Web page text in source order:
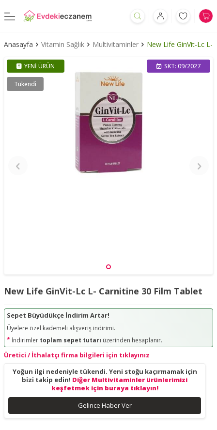
Anasayfa Vitamin Sağlık Multivitaminler New Life GinVit-Lc L-
YENI ÜRÜN
Tükendi
SKT: 09/2027
New Life GinVit-Lc L- Carnitine 30 Film Tablet
Sepet Büyüdükçe İndirim Artar!
Üyelere özel kademeli alışveriş indirimi.
* İndirimler toplam sepet tutarı üzerinden hesaplanır.
Üretici / İthalatçı firma bilgileri için tıklayınız
Yoğun ilgi nedeniyle tükendi. Yeni stoğu kaçırmamak için
bizi takip edin! Diğer Multivitaminler ürünlerimizi
keşfetmek için buraya tıklayın!
Gelince Haber Ver